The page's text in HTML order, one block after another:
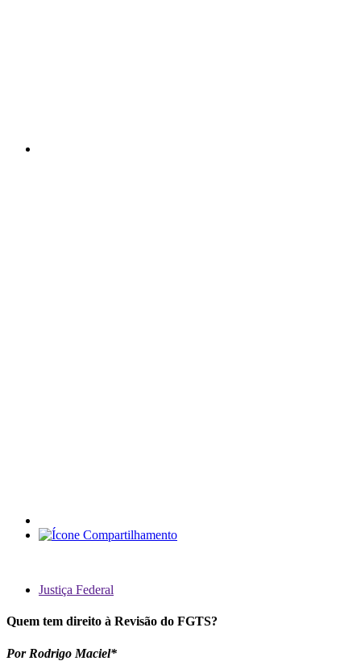
Justiça Federal
Quem tem direito à Revisão do FGTS?
Por Rodrigo Maciel*